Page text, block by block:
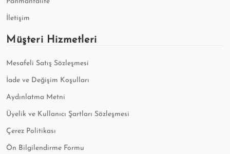
İletişim
Müşteri Hizmetleri
Mesafeli Satış Sözleşmesi
İade ve Değişim Koşulları
Aydınlatma Metni
Üyelik ve Kullanıcı Şartları Sözleşmesi
Çerez Politikası
Ön Bilgilendirme Formu